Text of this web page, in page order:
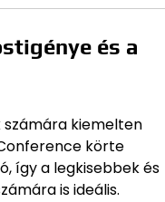
és a
számára kiemelten
körte
így a legkisebbek és
is ideális.